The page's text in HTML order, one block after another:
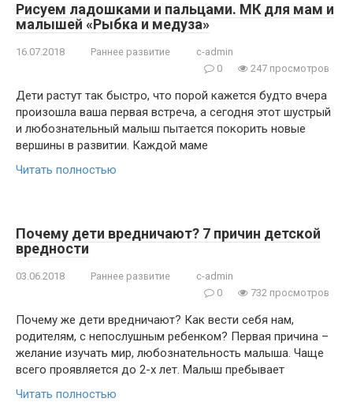
Рисуем ладошками и пальцами. МК для мам и
малышей «Рыбка и медуза»
16.07.2018 Раннее развитие
c-admin
0
247 просмотров
Дети растут так быстро, что порой кажется будто вчера
произошла ваша первая встреча, а сегодня этот шустрый
и любознательный малыш пытается покорить новые
вершины в развитии. Каждой маме
Читать полностью
Почему дети вредничают? 7 причин детской
вредности
03.06.2018 Раннее развитие
c-admin
0
732 просмотров
Почему же дети вредничают? Как вести себя нам,
родителям, с непослушным ребенком? Первая причина –
желание изучать мир, любознательность малыша. Чаще
всего проявляется до 2-х лет. Малыш пребывает
Читать полностью